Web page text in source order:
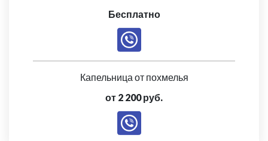
Бесплатно
Капельница от похмелья
от 2 200 руб.